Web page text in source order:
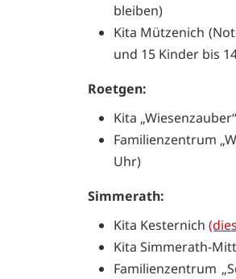
bleiben)
Kita Mützenich
und 15 Kinder bis
Roetgen:
Kita
Familienzentrum
Uhr)
Simmerath:
Kita Kesternich
Kita Simmerath-
Familienzentrum